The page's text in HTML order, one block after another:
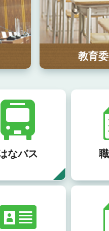
教育
なバス
向台小学校の
け